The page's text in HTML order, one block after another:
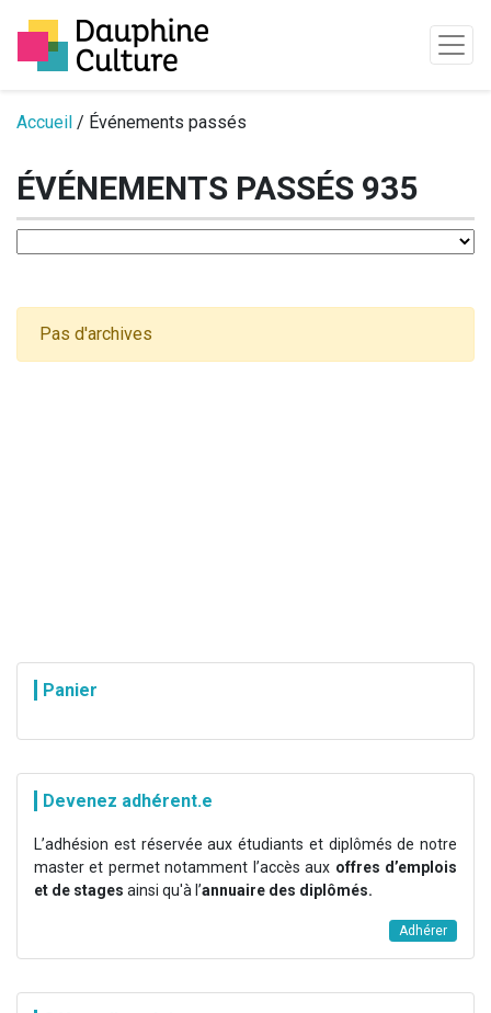
Passer au contenu
Accueil / Événements passés
ÉVÉNEMENTS PASSÉS 935
Pas d'archives
Panier
Devenez adhérent.e
L’adhésion est réservée aux étudiants et diplômés de notre
master et permet notamment l’accès aux offres d’emplois
et de stages ainsi qu'à l’annuaire des diplômés.
Adhérer